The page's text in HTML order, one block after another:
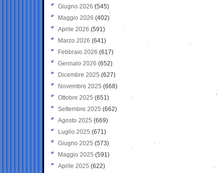
Giugno 2026 (545)
Maggio 2026 (402)
Aprile 2026 (591)
Marzo 2026 (641)
Febbraio 2026 (617)
Gennaio 2026 (652)
Dicembre 2025 (627)
Novembre 2025 (668)
Ottobre 2025 (651)
Settembre 2025 (662)
Agosto 2025 (669)
Luglio 2025 (671)
Giugno 2025 (573)
Maggio 2025 (591)
Aprile 2025 (622)